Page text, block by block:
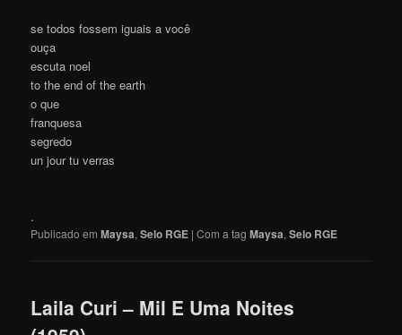
se todos fossem iguais a você
ouça
escuta noel
to the end of the earth
o que
franquesa
segredo
un jour tu verras
.
Publicado em Maysa,Selo RGE |Com a tagMaysa,Selo RGE
Laila Curi – Mil E Uma Noites